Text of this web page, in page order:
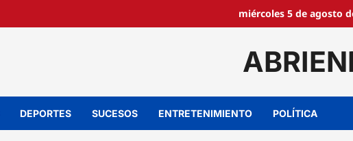
miércoles 5 de agosto
DEPORTES SUCESOS ENTRETENIMIENTO POLÍTICA